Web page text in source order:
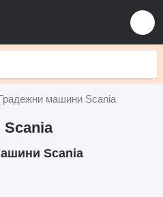
машини Scania
Scania